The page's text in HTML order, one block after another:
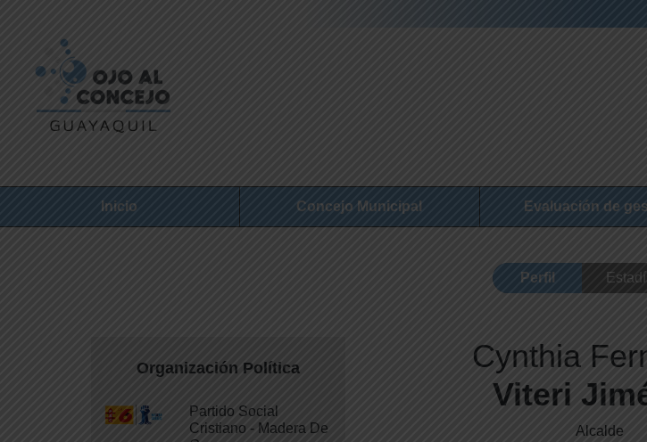
Inicio Concejo Municipal Evaluación de
Perfil
Organización Política
Partido Social
Cristiano - Madera De
Cynthia
Viteri
Alcalde